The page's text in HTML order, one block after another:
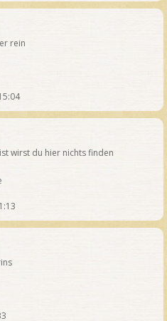
rein
wirst du hier nichts finden